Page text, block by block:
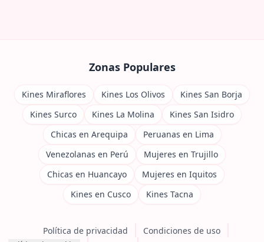
Zonas Populares
Kines Miraflores Kines Los Olivos
Kines San Borja
Kines Surco
Kines La Molina
Kines San Isidro
Chicas en Arequipa
Peruanas en Lima
Venezolanas en Perú
Mujeres en Trujillo
Chicas en Huancayo
Mujeres en Iquitos
Kines en Cusco
Kines Tacna
Política de privacidad
Condiciones de uso